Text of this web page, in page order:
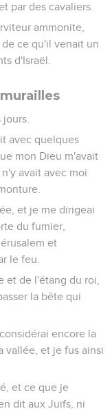
par des cavaliers.
ammonite,
ce qu'il venait un
d'Israël.
avec quelques
mon Dieu m'avait
avait avec moi
et je me dirigeai
du fumier,
et
le feu.
et de l'étang du roi,
la bête qui
encore la
vallée, et je fus ainsi
et ce que je
dit aux Juifs, ni